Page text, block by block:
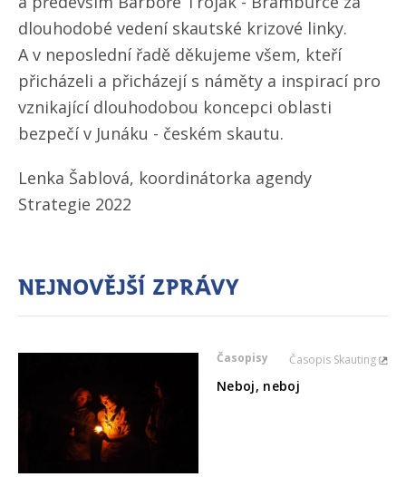
dlouhodobé vedení skautské krizové linky.
A v neposlední řadě děkujeme všem, kteří
přicházeli a přicházejí s náměty a inspirací pro
vznikající dlouhodobou koncepci oblasti
bezpečí v Junáku - českém skautu.
Lenka Šablová, koordinátorka agendy
Strategie 2022
Nejnovější zprávy
Časopisy Časopis Skauting
Neboj, neboj